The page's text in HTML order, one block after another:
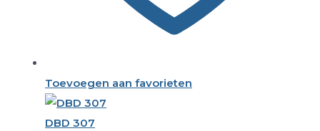
Toevoegen aan favorieten
DBD 307